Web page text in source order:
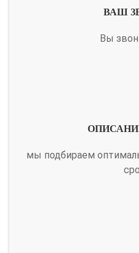
ВАШ
Вы
мы подбираем